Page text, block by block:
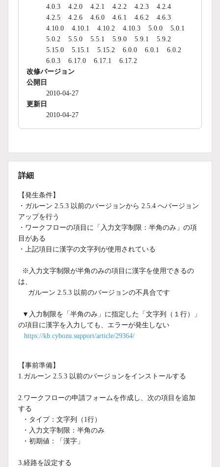
4.0.3
4.2.0 4.2.1 4.2.2 4.2.3
4.2.4
4.2.5
4.2.6 4.6.0 4.6.1 4.6.2
4.6.3
4.10.0
4.10.1 4.10.2 4.10.3 5.0.0
5.0.1
5.0.2
5.5.0 5.5.1 5.9.0 5.9.1
5.9.2
5.15.0
5.15.1 5.15.2 6.0.0 6.0.1
6.0.2
6.0.3
6.17.0 6.17.1
6.17.2
改修バージョン
公開日
2010-04-27
更新日
2010-04-27
詳細
【発生条件】
・ガルーン 2.5.3 以前のバージョンから 2.5.4 へバージョン
アップを行う
・ワークフローの項目に「入力文字制限：半角のみ」の項
目がある
・上記項目に漢字の文字列が使用されている
※入力文字制限が半角のみの項目に漢字を使用できるの
は、
ガルーン 2.5.3 以前のバージョンの不具合です
▼入力制限を「半角のみ」に指定した「文字列（１行）」
の項目に漢字を入力しても、エラーが発生しない
https://kb.cybozu.support/article/29364/
【事前準備】
1.ガルーン 2.5.3 以前のバージョンをインストールする
2.ワークフローの申請フォームを作成し、次の項目を追加
する
・タイプ：文字列（1行）
・入力文字制限：半角のみ
・初期値：「漢字」
3.経路を設定する